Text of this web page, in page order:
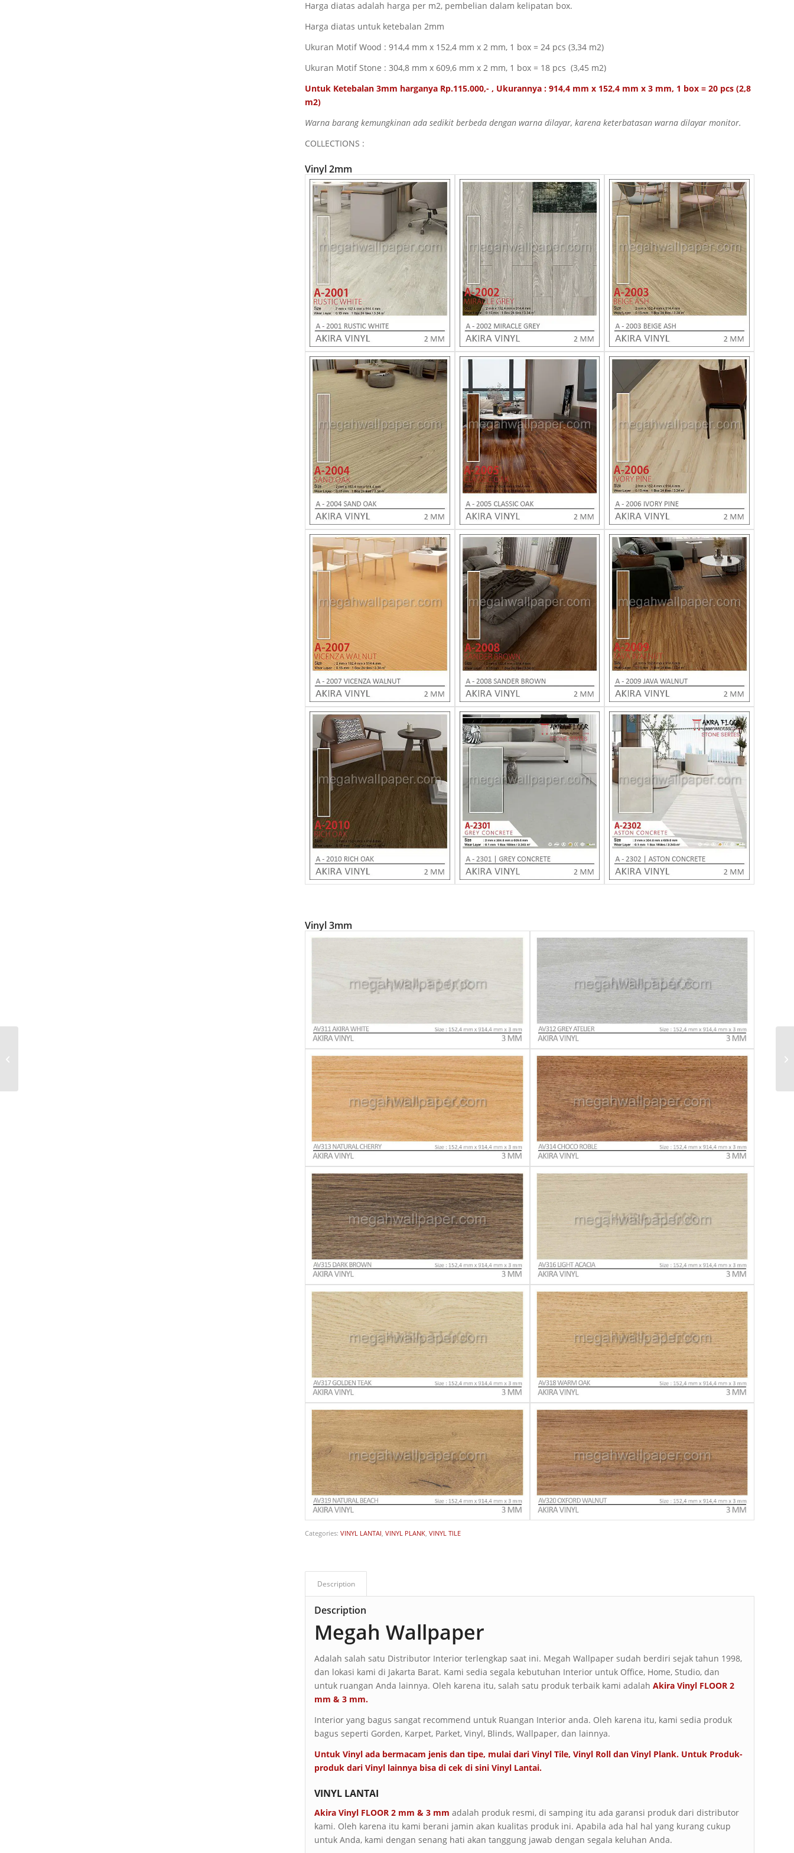
Harga diatas adalah harga per m2, pembelian dalam kelipatan box.
Harga diatas untuk ketebalan 2mm
Ukuran Motif Wood : 914,4 mm x 152,4 mm x 2 mm, 1 box = 24 pcs (3,34 m2)
Ukuran Motif Stone :304,8 mm x 609,6 mm x 2 mm, 1 box = 18 pcs (3,45 m2)
Untuk Ketebalan 3mm harganya Rp.115.000,- , Ukurannya : 914,4 mm x 152,4 mm x 3 mm, 1 box = 20 pcs (2,8
m2)
Warna barang kemungkinan ada sedikit berbeda dengan warna dilayar, karena keterbatasan warna dilayar monitor.
COLLECTIONS :
Vinyl 2mm
Vinyl 3mm
Categories:VINYL LANTAI,VINYL PLANK,VINYL TILE
Description
Description
Megah Wallpaper
Adalah salah satu Distributor Interior terlengkap saat ini. Megah Wallpaper sudah berdiri sejak tahun 1998,
dan lokasi kami di Jakarta Barat. Kami sedia segala kebutuhan Interior untuk Office, Home, Studio, dan
untuk ruangan Anda lainnya. Oleh karena itu, salah satu produk terbaik kami adalahAkira Vinyl FLOOR 2
mm & 3 mm.
Interior yang bagus sangat recommend untuk Ruangan Interior anda. Oleh karena itu, kami sedia produk
bagus seperti Gorden, Karpet, Parket, Vinyl, Blinds, Wallpaper, dan lainnya.
Untuk Vinyl ada bermacam jenis dan tipe, mulai dari Vinyl Tile, Vinyl Roll dan Vinyl Plank. Untuk Produk-
produk dari Vinyl lainnya bisa di cek di siniVinyl Lantai.
VINYL LANTAI
Akira Vinyl FLOOR 2 mm & 3 mmadalah produk resmi, di samping itu ada garansi produk dari distributor
kami. Oleh karena itu kami berani jamin akan kualitas produk ini. Apabila ada hal hal yang kurang cukup
untuk Anda, kami dengan senang hati akan tanggung jawab dengan segala keluhan Anda.